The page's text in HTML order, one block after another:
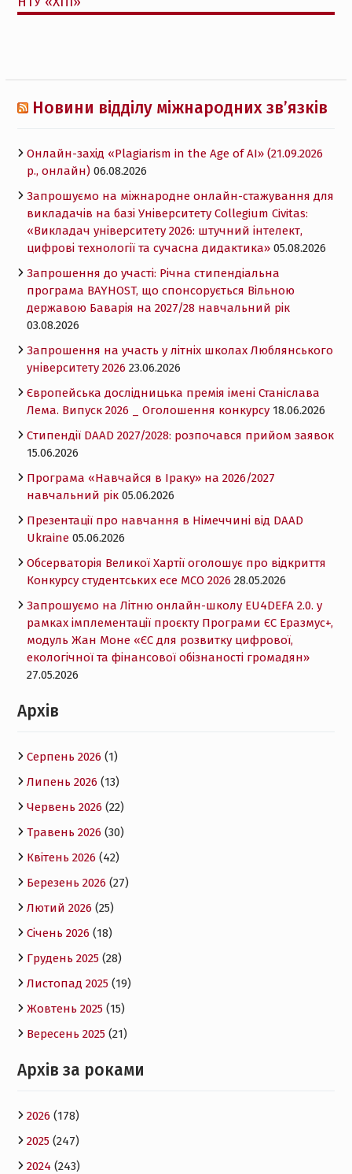
Новини відділу міжнародних зв’язків
Онлайн-захід «Plagiarism in the Age of AI» (21.09.2026
р., онлайн) 06.08.2026
Запрошуємо на міжнародне онлайн-стажування для
викладачів на базі Університету Collegium Civitas:
«Викладач університету 2026: штучний інтелект,
цифрові технології та сучасна дидактика» 05.08.2026
Запрошення до участі: Річна стипендіальна
програма BAYHOST, що спонсорується Вільною
державою Баварія на 2027/28 навчальний рік
03.08.2026
Запрошення на участь у літніх школах Люблянського
університету 2026 23.06.2026
Європейська дослідницька премія імені Станіслава
Лема. Випуск 2026 _ Оголошення конкурсу 18.06.2026
Cтипендії DAAD 2027/2028: розпочався прийом заявок
15.06.2026
Програма «Навчайся в Іраку» на 2026/2027
навчальний рік 05.06.2026
Презентації про навчання в Німеччині від DAAD
Ukraine 05.06.2026
Обсерваторія Великої Хартії оголошує про відкриття
Конкурсу студентських есе MCO 2026 28.05.2026
Запрошуємо на Літню онлайн-школу EU4DEFA 2.0. у
рамках імплементації проєкту Програми ЄС Еразмус+,
модуль Жан Моне «ЄС для розвитку цифрової,
екологічної та фінансової обізнаності громадян»
27.05.2026
Архів
Серпень 2026(1)
Липень 2026(13)
Червень 2026(22)
Травень 2026(30)
Квітень 2026(42)
Березень 2026(27)
Лютий 2026(25)
Січень 2026(18)
Грудень 2025(28)
Листопад 2025(19)
Жовтень 2025(15)
Вересень 2025(21)
Архів за роками
2026(178)
2025(247)
2024 (243)